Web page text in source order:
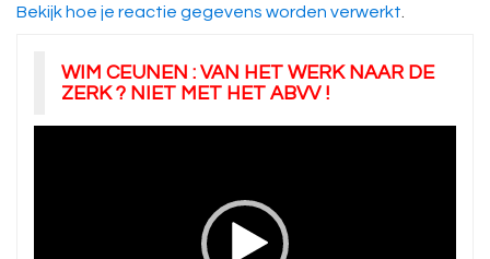
Bekijk hoe je reactie gegevens worden verwerkt
WIM CEUNEN : VAN HET WERK NAAR DE
ZERK ? NIET MET HET ABVV !